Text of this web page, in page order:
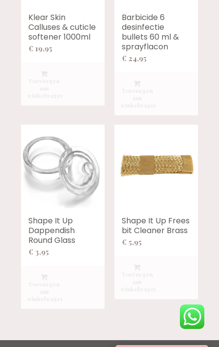
Klear Skin
Calluses & cuticle
softener 1000ml
€ 19,95
Barbicide 6
desinfectie
bullets 60 ml &
sprayflacon
€ 24,95
Shape It Up
Dappendish
Round Glass
€ 3,95
Shape It Up Frees
bit Cleaner Brass
€ 5,95